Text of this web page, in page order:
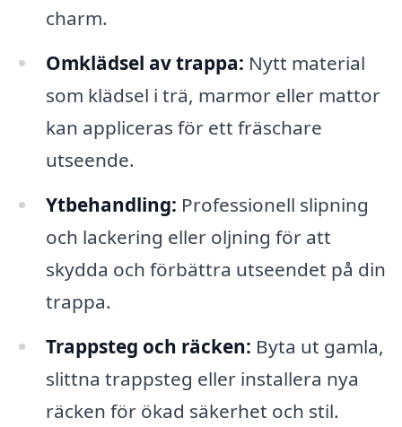
charm.
Omklädsel av trappa: Nytt material
som klädsel i trä, marmor eller mattor
kan appliceras för ett fräschare
utseende.
Ytbehandling: Professionell slipning
och lackering eller oljning för att
skydda och förbättra utseendet på din
trappa.
Trappsteg och räcken: Byta ut gamla,
slittna trappsteg eller installera nya
räcken för ökad säkerhet och stil.